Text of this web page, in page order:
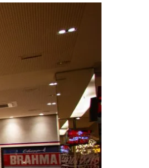
Jardim Julio
Vila Boa Vista
das ArtesSão Roque